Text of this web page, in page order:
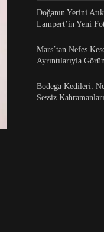
Doğanın Yerini
Lampert’in Yeni
Mars’tan Nefes
Ayrıntılarıyla
Bodega Kedileri:
Sessiz Kahramanları